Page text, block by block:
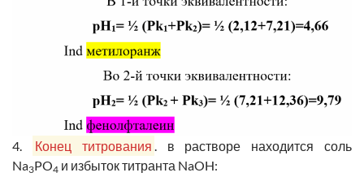
4. Конец титрования . в растворе находится соль
Na3PO4 и избыток титранта NaOH: